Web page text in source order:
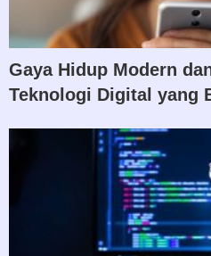
Gaya Hidup Modern
Teknologi Digital yang